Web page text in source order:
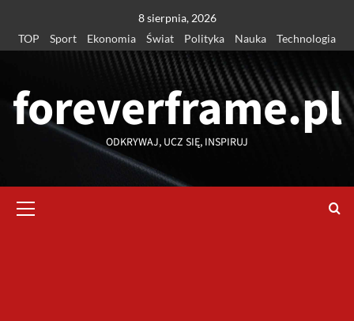
treści
8 sierpnia, 2026
TOP
Sport Ekonomia Świat Polityka Nauka Technologia
foreverframe.pl
ODKRYWAJ, UCZ SIĘ, INSPIRUJ
główne